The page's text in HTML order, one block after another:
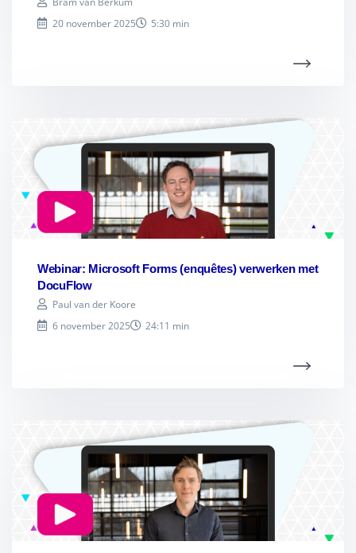
20 november 2025
5:30 min
Webinar: Microsoft Forms (enquêtes) verwerken met
DocuFlow
Paul van der Koore
6 november 2025
24:11 min